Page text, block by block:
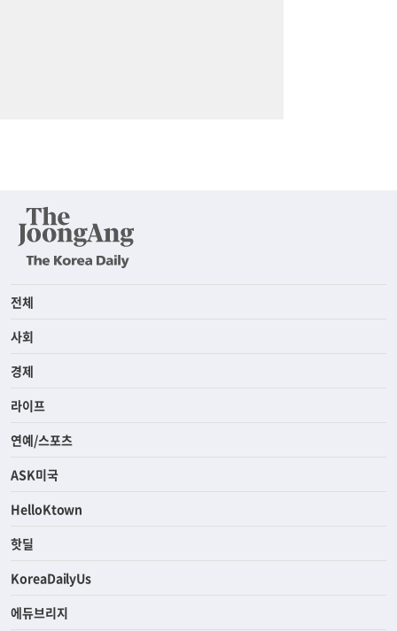
전체
사회
경제
라이프
연예/스포츠
ASK미국
HelloKtown
핫딜
KoreaDailyUs
에듀브리지